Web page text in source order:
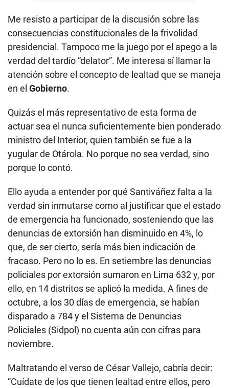
Me resisto a participar de la discusión sobre las
consecuencias constitucionales de la frivolidad
presidencial. Tampoco me la juego por el apego a la
verdad del tardío “delator”. Me interesa sí llamar la
atención sobre el concepto de lealtad que se maneja
en el Gobierno.
Quizás el más representativo de esta forma de
actuar sea el nunca suficientemente bien ponderado
ministro del Interior, quien también se fue a la
yugular de Otárola. No porque no sea verdad, sino
porque lo contó.
Ello ayuda a entender por qué Santiváñez falta a la
verdad sin inmutarse como al justificar que el estado
de emergencia ha funcionado, sosteniendo que las
denuncias de extorsión han disminuido en 4%, lo
que, de ser cierto, sería más bien indicación de
fracaso. Pero no lo es. En setiembre las denuncias
policiales por extorsión sumaron en Lima 632 y, por
ello, en 14 distritos se aplicó la medida. A fines de
octubre, a los 30 días de emergencia, se habían
disparado a 784 y el Sistema de Denuncias
Policiales (Sidpol) no cuenta aún con cifras para
noviembre.
Maltratando el verso de César Vallejo, cabría decir:
“Cuídate de los que tienen lealtad entre ellos, pero